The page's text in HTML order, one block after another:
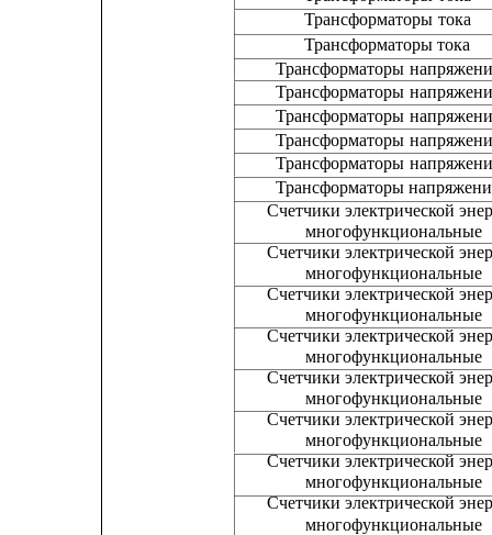
Трансформаторы тока
Трансформаторы тока
Трансформаторы
Трансформаторы
Трансформаторы
Трансформаторы
Трансформаторы
Трансформаторы
Счетчики электрической
многофункциональные
Счетчики электрической
многофункциональные
Счетчики электрической
многофункциональные
Счетчики электрической
многофункциональные
Счетчики электрической
многофункциональные
Счетчики электрической
многофункциональные
Счетчики электрической
многофункциональные
Счетчики электрической
многофункциональные